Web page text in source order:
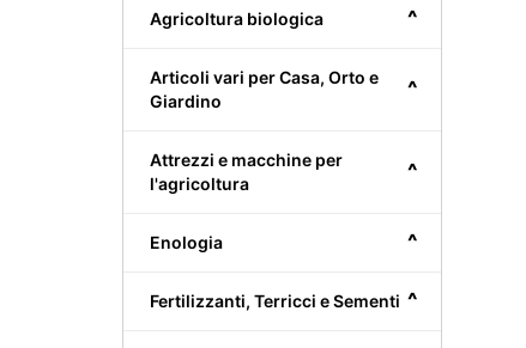
^
Agricoltura biologica
^
Articoli vari per Casa, Orto e
Giardino
^
Attrezzi e macchine per
l'agricoltura
^
Enologia
^
Fertilizzanti, Terricci e Sementi